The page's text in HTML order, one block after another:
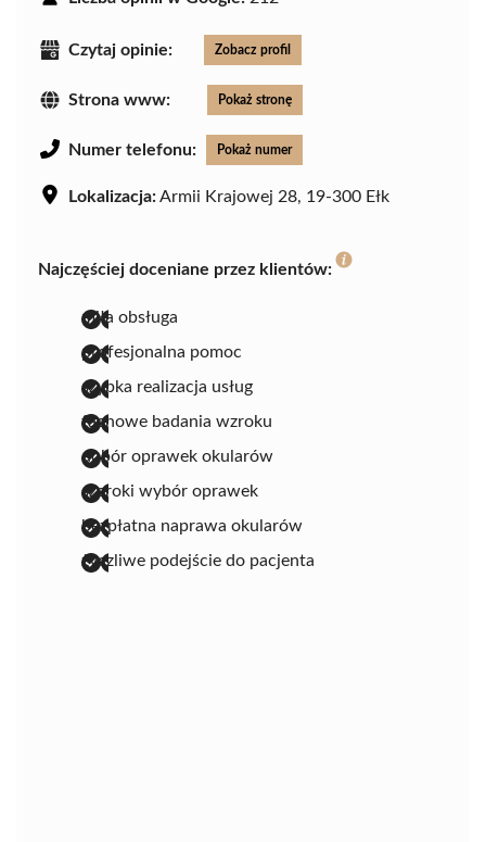
Czytaj opinie: Zobacz profil
Strona www: Pokaż stronę
Numer telefonu: Pokaż numer
Lokalizacja:Armii Krajowej 28, 19-300 Ełk
Najczęściej doceniane przez klientów:
miła obsługa
profesjonalna pomoc
szybka realizacja usług
fachowe badania wzroku
dobór oprawek okularów
szeroki wybór oprawek
bezpłatna naprawa okularów
życzliwe podejście do pacjenta